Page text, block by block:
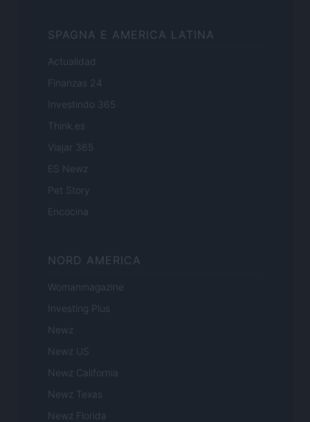
SPAGNA E AMERICA LATINA
Actualidad
Finanzas 24
Investindo 365
Think.es
Viajar 365
ES Newz
Pet Story
Encocina
NORD AMERICA
Womanmagazine
Investing Plus
Newz
Newz US
Newz California
Newz Texas
Newz Florida